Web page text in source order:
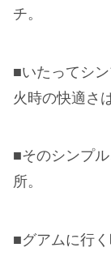
チ。
■いたってシ
火時の快適さ
■そのシンプ
所。
■グアムに行